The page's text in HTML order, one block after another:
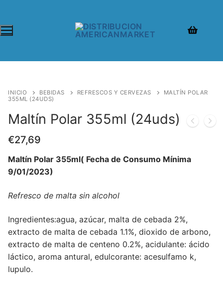
contenido
INICIO BEBIDAS REFRESCOS Y CERVEZAS
MALTÍN POLAR
355ML (24UDS)
Maltín Polar 355ml (24uds)
€27,69
Maltín Polar 355ml( Fecha de Consumo Mínima
9/01/2023)
Refresco de malta sin alcohol
Ingredientes:agua, azúcar, malta de cebada 2%,
extracto de malta de cebada 1.1%, dioxido de arbono,
extracto de malta de centeno 0.2%, acidulante: ácido
láctico, aroma antural, edulcorante: acesulfamo k,
lupulo.